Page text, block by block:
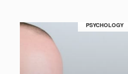
PSYCHOLOGY